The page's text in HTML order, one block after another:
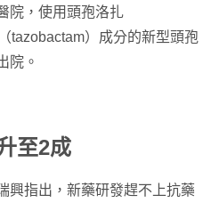
院，使用頭孢洛扎
tazobactam）成分的新型頭孢
院。
至2成
興指出，新藥研發趕不上抗藥